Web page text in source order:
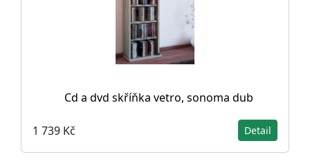
Cd a dvd skříňka vetro, sonoma dub
1 739 Kč Detail